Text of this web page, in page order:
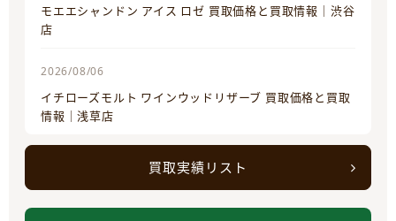
モエエシャンドン アイス ロゼ 買取価格と買取情報｜渋谷
店
2026/08/06
イチローズモルト ワインウッドリザーブ 買取価格と買取
情報｜浅草店
買取実績リスト